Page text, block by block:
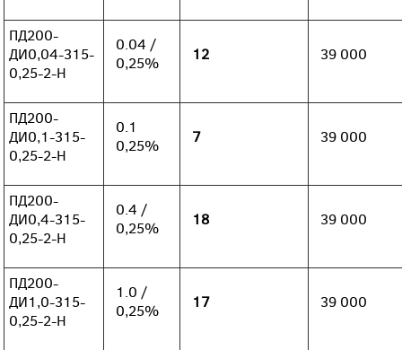
ПД200-
ДИ0,04-315-
0,25-2-Н
0.04 /
0,25%
12 39 000
ПД200-
ДИ0,1-315-
0,25-2-Н
0.1
0,25%
7 39 000
ПД200-
ДИ0,4-315-
0,25-2-Н
0.4 /
0,25%
18 39 000
ПД200-
ДИ1,0-315-
0,25-2-Н
1.0 /
0,25%
17 39 000